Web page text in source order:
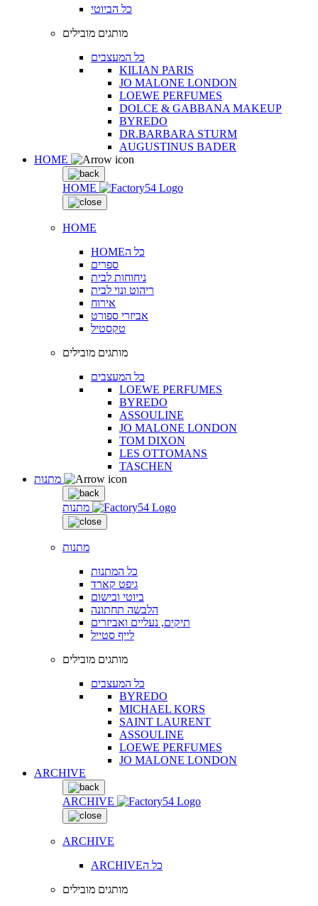
כל הביוטי
מותגים מובילים
כל המעצבים
KILIAN PARIS
JO MALONE LONDON
LOEWE PERFUMES
DOLCE & GABBANA MAKEUP
BYREDO
DR.BARBARA STURM
AUGUSTINUS BADER
HOME
HOME
HOME
HOMEכל ה
ספרים
ניחוחות לבית
ריהוט ונוי לבית
אירוח
אביזרי ספורט
טקסטיל
מותגים מובילים
כל המעצבים
LOEWE PERFUMES
BYREDO
ASSOULINE
JO MALONE LONDON
TOM DIXON
LES OTTOMANS
TASCHEN
מתנות
מתנות
כל המתנות
גיפט קארד
ביוטי ובישום
הלבשה תחתונה
תיקים, נעליים ואביזרים
לייף סטייל
מותגים מובילים
כל המעצבים
BYREDO
MICHAEL KORS
SAINT LAURENT
ASSOULINE
LOEWE PERFUMES
JO MALONE LONDON
ARCHIVE
ARCHIVE
ARCHIVE
ARCHIVEכל ה
מותגים מובילים